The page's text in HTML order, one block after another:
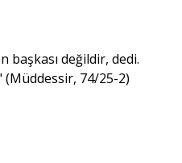
değildir, dedi.
(Müddessir, 74/25-2)